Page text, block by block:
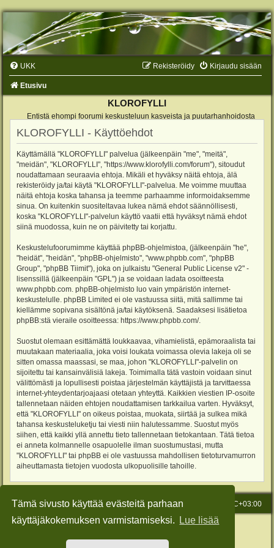
Tämä sivusto käyttää evästeitä parhaan
käyttäjäkokemuksen varmistamiseksi.
Lue lisää
UKK Kirjaudu sisään
Rekisteröidy
Etusivu
KLOROFYLLI
Entistä ehompi foorumi keskusteluun kasveista ja puutarhanhoidosta
KLOROFYLLI - Käyttöehdot
Käyttämällä "KLOROFYLLI" palvelua (jälkeenpäin "me", "meitä",
"meidän", "KLOROFYLLI", "https://www.klorofylli.com/forum"), sitoudut
noudattamaan seuraavia ehtoja. Mikäli et hyväksy näitä ehtoja, älä
rekisteröidy ja/tai käytä "KLOROFYLLI"-palvelua. Me voimme muuttaa
näitä ehtoja koska tahansa ja teemme parhaamme informoidaksemme
sinua. On kuitenkin suositeltavaa lukea nämä ehdot säännöllisesti,
koska "KLOROFYLLI"-palvelun käyttö vaatii että hyväksyt nämä ehdot
siinä muodossa, kuin ne on päivitetty tai korjattu.
Keskustelufoorumimme käyttää phpBB-ohjelmistoa, (jälkeenpäin "he",
"heidät", "heidän", "phpBB-ohjelmisto", "www.phpbb.com", "phpBB
Group", "phpBB Tiimit"), joka on julkaistu "General Public License v2" -
lisenssillä (jälkeenpäin "GPL") ja se voidaan ladata osoitteesta
www.phpbb.com . phpBB-ohjelmisto luo vain ympäristön internet-
keskustelulle. phpBB Limited ei ole vastuussa siitä, mitä sallimme tai
kiellämme sopivana sisältönä ja/tai käytöksenä. Saadaksesi lisätietoa
phpBB:stä vieraile osoitteessa: https://www.phpbb.com/.
Suostut olemaan esittämättä loukkaavaa, vihamielistä, epämoraalista tai
muutakaan materiaalia, joka voisi loukata voimassa olevia lakeja oli se
sitten omassa maassasi, se maa, johon "KLOROFYLLI"-palvelin on
sijoitettu tai kansainvälisiä lakeja. Toimimalla tätä vastoin voidaan sinut
välittömästi ja lopullisesti poistaa järjestelmän käyttäjistä ja tarvittaessa
internet-yhteydentarjoajaasi otetaan yhteyttä. Kaikkien viestien IP-osoite
tallennetaan näiden ehtojen noudattamisen tarkkailua varten. Hyväksyt,
että "KLOROFYLLI" on oikeus poistaa, muokata, siirtää ja sulkea mikä
tahansa keskusteluketju tai viesti niin halutessamme. Suostut myös
siihen, että kaikki yllä annettu tieto tallennetaan tietokantaan. Tätä tietoa
ei anneta kolmannelle osapuolelle ilman suostumustasi, mutta
"KLOROFYLLI" tai phpBB ei ole vastuussa mahdollisen tietoturvamurron
aiheuttamasta tietojen vuodosta ulkopuolisille tahoille.
Etusivu Kaikki ajat ovat UTC+03:00
Viesti Ylläpidolle
Keskustelufoorumin ohjelmistophpBB® Forum Software © phpBB Limited